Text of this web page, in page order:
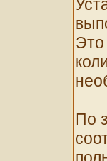
Это
По